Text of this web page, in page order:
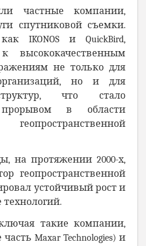
частные компании,
спутниковой съемки.
IKONOS и QuickBird,
высококачественным
не только для
но и для
что стало
в области
на протяжении 2000-х,
геопространственной
устойчивый рост и
такие компании,
Maxar Technologies) и